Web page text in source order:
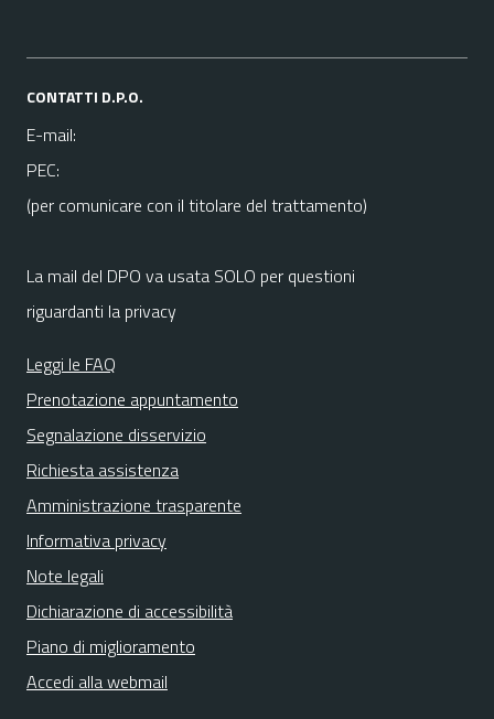
CONTATTI D.P.O.
E-mail:
PEC:
(per comunicare con il titolare del trattamento)
La mail del DPO va usata SOLO per questioni
riguardanti la privacy
Leggi le FAQ
Prenotazione appuntamento
Segnalazione disservizio
Richiesta assistenza
Amministrazione trasparente
Informativa privacy
Note legali
Dichiarazione di accessibilità
Piano di miglioramento
Accedi alla webmail